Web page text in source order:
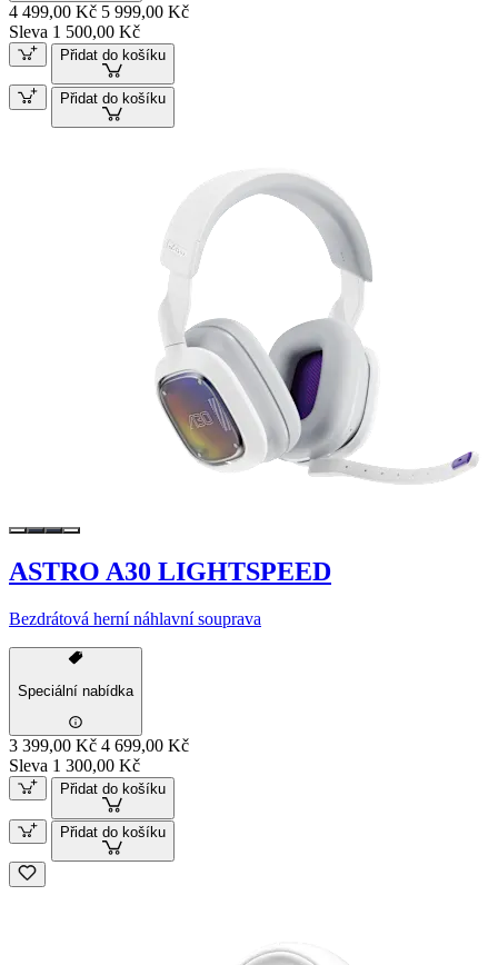
4 499,00 Kč 5 999,00 Kč
Sleva 1 500,00 Kč
Přidat do košíku
Přidat do košíku
ASTRO A30 LIGHTSPEED
Bezdrátová herní náhlavní souprava
Speciální nabídka
3 399,00 Kč 4 699,00 Kč
Sleva 1 300,00 Kč
Přidat do košíku
Přidat do košíku